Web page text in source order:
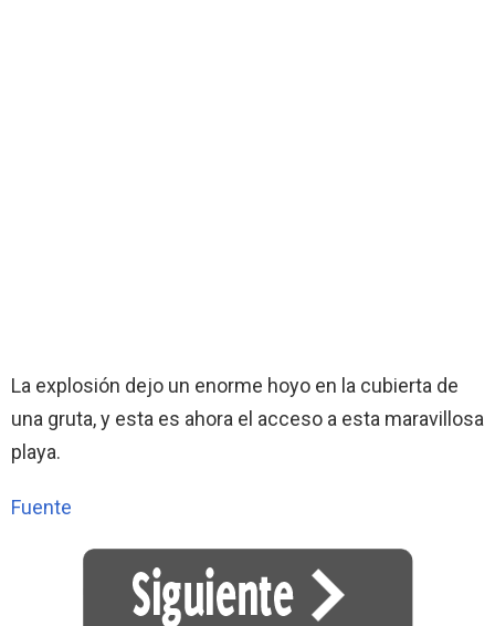
La explosión dejo un enorme hoyo en la cubierta de
una gruta, y esta es ahora el acceso a esta maravillosa
playa.
Fuente